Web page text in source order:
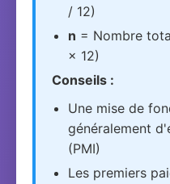
/ 12)
n = Nombre
× 12)
Conseils :
Une mise de
généralement
(PMI)
Les premiers